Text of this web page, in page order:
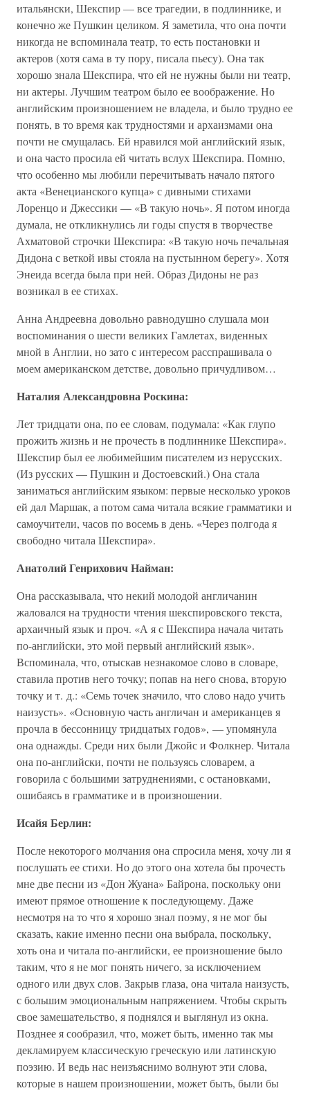
итальянски, Шекспир — все трагедии, в подлиннике, и
конечно же Пушкин целиком. Я заметила, что она почти
никогда не вспоминала театр, то есть постановки и
актеров (хотя сама в ту пору, писала пьесу). Она так
хорошо знала Шекспира, что ей не нужны были ни театр,
ни актеры. Лучшим театром было ее воображение. Но
английским произношением не владела, и было трудно ее
понять, в то время как трудностями и архаизмами она
почти не смущалась. Ей нравился мой английский язык,
и она часто просила ей читать вслух Шекспира. Помню,
что особенно мы любили перечитывать начало пятого
акта «Венецианского купца» с дивными стихами
Лоренцо и Джессики — «В такую ночь». Я потом иногда
думала, не откликнулись ли годы спустя в творчестве
Ахматовой строчки Шекспира: «В такую ночь печальная
Дидона с веткой ивы стояла на пустынном берегу». Хотя
Энеида всегда была при ней. Образ Дидоны не раз
возникал в ее стихах.
Анна Андреевна довольно равнодушно слушала мои
воспоминания о шести великих Гамлетах, виденных
мной в Англии, но зато с интересом расспрашивала о
моем американском детстве, довольно причудливом…
Наталия Александровна Роскина:
Лет тридцати она, по ее словам, подумала: «Как глупо
прожить жизнь и не прочесть в подлиннике Шекспира».
Шекспир был ее любимейшим писателем из нерусских.
(Из русских — Пушкин и Достоевский.) Она стала
заниматься английским языком: первые несколько уроков
ей дал Маршак, а потом сама читала всякие грамматики и
самоучители, часов по восемь в день. «Через полгода я
свободно читала Шекспира».
Анатолий Генрихович Найман:
Она рассказывала, что некий молодой англичанин
жаловался на трудности чтения шекспировского текста,
архаичный язык и проч. «А я с Шекспира начала читать
по-английски, это мой первый английский язык».
Вспоминала, что, отыскав незнакомое слово в словаре,
ставила против него точку; попав на него снова, вторую
точку и т. д.: «Семь точек значило, что слово надо учить
наизусть». «Основную часть англичан и американцев я
прочла в бессонницу тридцатых годов», — упомянула
она однажды. Среди них были Джойс и Фолкнер. Читала
она по-английски, почти не пользуясь словарем, а
говорила с большими затруднениями, с остановками,
ошибаясь в грамматике и в произношении.
Исайя Берлин:
После некоторого молчания она спросила меня, хочу ли я
послушать ее стихи. Но до этого она хотела бы прочесть
мне две песни из «Дон Жуана» Байрона, поскольку они
имеют прямое отношение к последующему. Даже
несмотря на то что я хорошо знал поэму, я не мог бы
сказать, какие именно песни она выбрала, поскольку,
хоть она и читала по-английски, ее произношение было
таким, что я не мог понять ничего, за исключением
одного или двух слов. Закрыв глаза, она читала наизусть,
с большим эмоциональным напряжением. Чтобы скрыть
свое замешательство, я поднялся и выглянул из окна.
Позднее я сообразил, что, может быть, именно так мы
декламируем классическую греческую или латинскую
поэзию. И ведь нас неизъяснимо волнуют эти слова,
которые в нашем произношении, может быть, были бы